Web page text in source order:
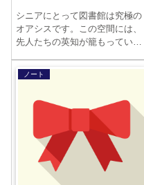
シニアにとって図書館は究極の
オアシスです。この空間には、
先人たちの英知が籠もっていま
て世界と向き合うことができる
のです。
ノート